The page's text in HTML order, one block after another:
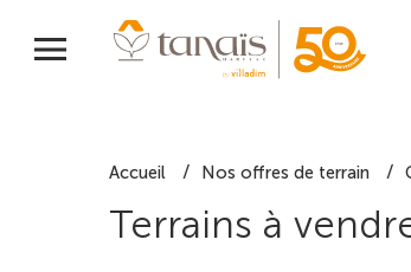
Accueil Nos offres de terrain
Terrains à